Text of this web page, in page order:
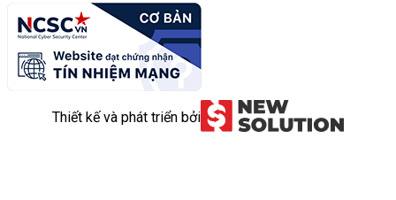
Thiết kế và phát triển bởi